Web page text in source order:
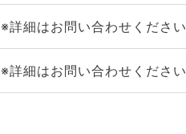
※詳細はお問い合わせください
※詳細はお問い合わせください